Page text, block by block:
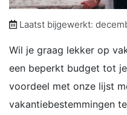
Laatst bijgewerkt:
Wil je graag lekker op
een beperkt budget tot
voordeel met onze lijst
vakantiebestemmingen